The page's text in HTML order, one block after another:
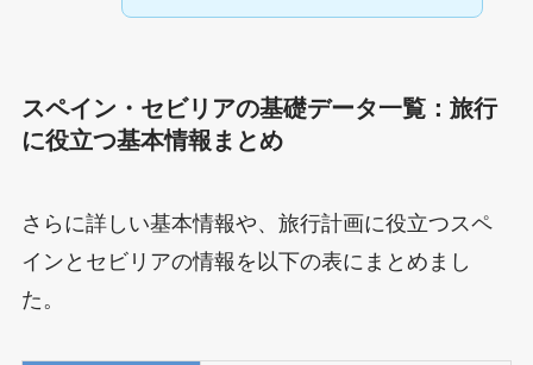
スペイン・セビリアの基礎データ一覧：旅行
に役立つ基本情報まとめ
さらに詳しい基本情報や、旅行計画に役立つスペ
インとセビリアの情報を以下の表にまとめまし
た。